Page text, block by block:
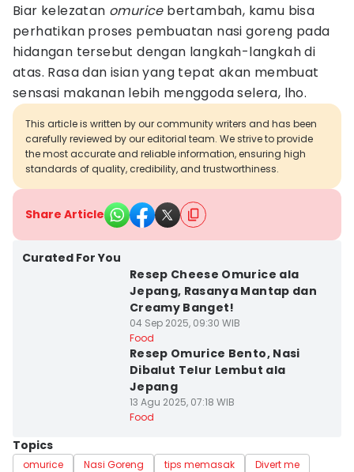
Biar kelezatan omuricebertambah, kamu bisa
perhatikan proses pembuatan nasi goreng pada
hidangan tersebut dengan langkah-langkah di
atas. Rasa dan isian yang tepat akan membuat
sensasi makanan lebih menggoda selera, lho.
This article is written by our community writers and has been
carefully reviewed by our editorial team. We strive to provide
the most accurate and reliable information, ensuring high
standards of quality, credibility, and trustworthiness.
Share Article
Curated For You
Resep Cheese Omurice ala
Jepang, Rasanya Mantap dan
Creamy Banget!
04 Sep 2025, 09:30 WIB
Food
Resep Omurice Bento, Nasi
Dibalut Telur Lembut ala
Jepang
13 Agu 2025, 07:18 WIB
Food
Topics
omurice Nasi Goreng tips memasak Divert me